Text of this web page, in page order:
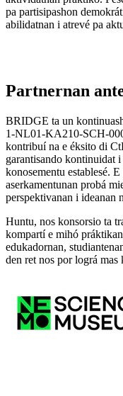
pa partisipashon
abilidatnan i atrevé pa
Partnernan
BRIDGE ta un
1-NL01-KA210-SCH-
kontribuí na e éksito di
garantisando kontinuidat
konosementu establesé.
aserkamentunan probá
perspektivanan i ideanan
Huntu, nos konsorsio ta
kompartí e mihó
edukadornan,
den ret nos por lográ